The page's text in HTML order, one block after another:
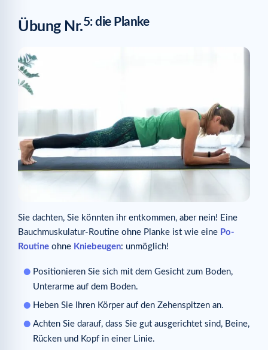
Übung Nr.5: die Planke
Sie dachten, Sie könnten ihr entkommen, aber nein! Eine
Bauchmuskulatur-Routine ohne Planke ist wie eine Po-
Routine ohne Kniebeugen: unmöglich!
Positionieren Sie sich mit dem Gesicht zum Boden,
Unterarme auf dem Boden.
Heben Sie Ihren Körper auf den Zehenspitzen an.
Achten Sie darauf, dass Sie gut ausgerichtet sind, Beine,
Rücken und Kopf in einer Linie.